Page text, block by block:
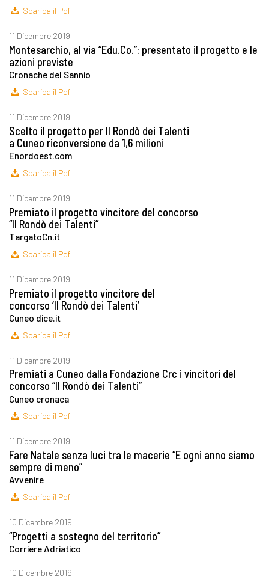
Scarica il Pdf
11 Dicembre 2019
Montesarchio, al via “Edu.Co.”: presentato il progetto e le
azioni previste
Cronache del Sannio
Scarica il Pdf
11 Dicembre 2019
Scelto il progetto per Il Rondò dei Talenti
a Cuneo riconversione da 1,6 milioni
Enordoest.com
Scarica il Pdf
11 Dicembre 2019
Premiato il progetto vincitore del concorso
“Il Rondò dei Talenti”
TargatoCn.it
Scarica il Pdf
11 Dicembre 2019
Premiato il progetto vincitore del
concorso ‘Il Rondò dei Talenti’
Cuneo dice.it
Scarica il Pdf
11 Dicembre 2019
Premiati a Cuneo dalla Fondazione Crc i vincitori del
concorso “Il Rondò dei Talenti”
Cuneo cronaca
Scarica il Pdf
11 Dicembre 2019
Fare Natale senza luci tra le macerie “E ogni anno siamo
sempre di meno”
Avvenire
Scarica il Pdf
10 Dicembre 2019
“Progetti a sostegno del territorio”
Corriere Adriatico
10 Dicembre 2019